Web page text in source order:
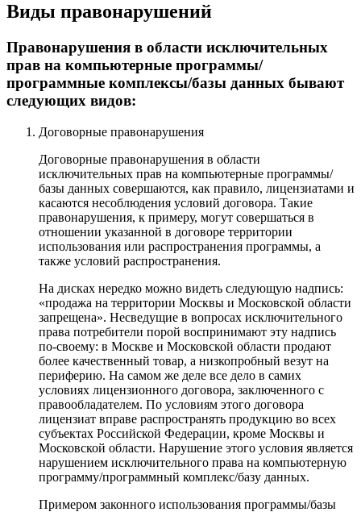
Виды правонарушений
Правонарушения в области исключительных
прав на компьютерные программы/
программные комплексы/базы данных бывают
следующих видов:
Договорные правонарушения
Договорные правонарушения в области
исключительных прав на компьютерные программы/
базы данных совершаются, как правило, лицензиатами и
касаются несоблюдения условий договора. Такие
правонарушения, к примеру, могут совершаться в
отношении указанной в договоре территории
использования или распространения программы, а
также условий распространения.
На дисках нередко можно видеть следующую надпись:
«продажа на территории Москвы и Московской области
запрещена». Несведущие в вопросах исключительного
права потребители порой воспринимают эту надпись
по-своему: в Москве и Московской области продают
более качественный товар, а низкопробный везут на
периферию. На самом же деле все дело в самих
условиях лицензионного договора, заключенного с
правообладателем. По условиям этого договора
лицензиат вправе распространять продукцию во всех
субъектах Российской Федерации, кроме Москвы и
Московской области. Нарушение этого условия является
нарушением исключительного права на компьютерную
программу/программный комплекс/базу данных.
Примером законного использования программы/базы